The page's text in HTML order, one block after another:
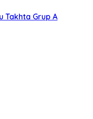
Takhta Grup A